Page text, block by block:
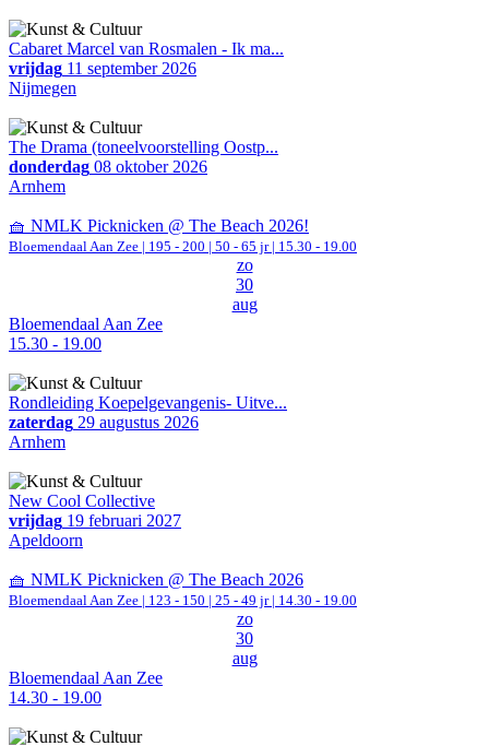
Cabaret Marcel van Rosmalen - Ik ma...
vrijdag 11 september 2026
Nijmegen
The Drama (toneelvoorstelling Oostp...
donderdag 08 oktober 2026
Arnhem
🧺 NMLK Picknicken @ The Beach 2026!
Bloemendaal Aan Zee | 195 - 200 | 50 - 65 jr | 15.30 - 19.00
zo
30
aug
Bloemendaal Aan Zee
15.30 - 19.00
Rondleiding Koepelgevangenis- Uitve...
zaterdag 29 augustus 2026
Arnhem
New Cool Collective
vrijdag 19 februari 2027
Apeldoorn
🧺 NMLK Picknicken @ The Beach 2026
Bloemendaal Aan Zee | 123 - 150 | 25 - 49 jr | 14.30 - 19.00
zo
30
aug
Bloemendaal Aan Zee
14.30 - 19.00